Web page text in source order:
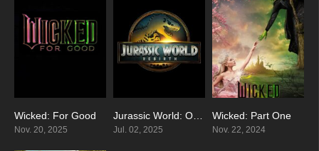
0
Wicked: For Good
Nov. 20, 2025
0
Jurassic World: Odrodzenie
Jul. 02, 2025
Wicked: Part One
Nov. 22, 2024